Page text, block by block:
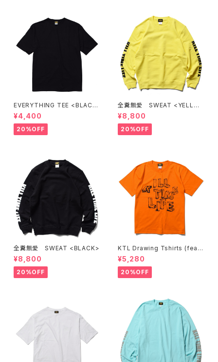
EVERYTHING TEE <BLACK
>
¥4,400
20%OFF
全糞無愛 SWEAT <YELLO
W>
¥8,800
20%OFF
全糞無愛 SWEAT <BLACK>
¥8,800
20%OFF
KTL Drawing Tshirts (feat.
A&A PRINTING) <ORANGE>
¥5,280
20%OFF